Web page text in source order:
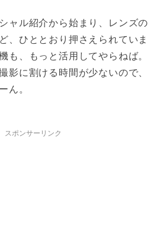
ャル紹介から始まり、レンズの
、ひととおり押さえられていま
も、もっと活用してやらねば。
影に割ける時間が少ないので、
ん。
スポンサーリンク